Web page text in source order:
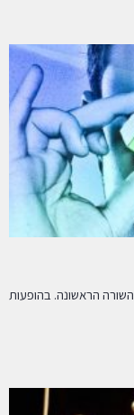
הראשונה. בהופעות